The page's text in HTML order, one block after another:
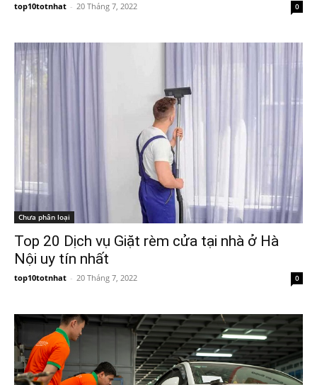
top10totnhat - 20 Tháng 7, 2022 0
Chưa phân loại
Top 20 Dịch vụ Giặt rèm cửa tại nhà ở Hà
Nội uy tín nhất
top10totnhat - 20 Tháng 7, 2022 0